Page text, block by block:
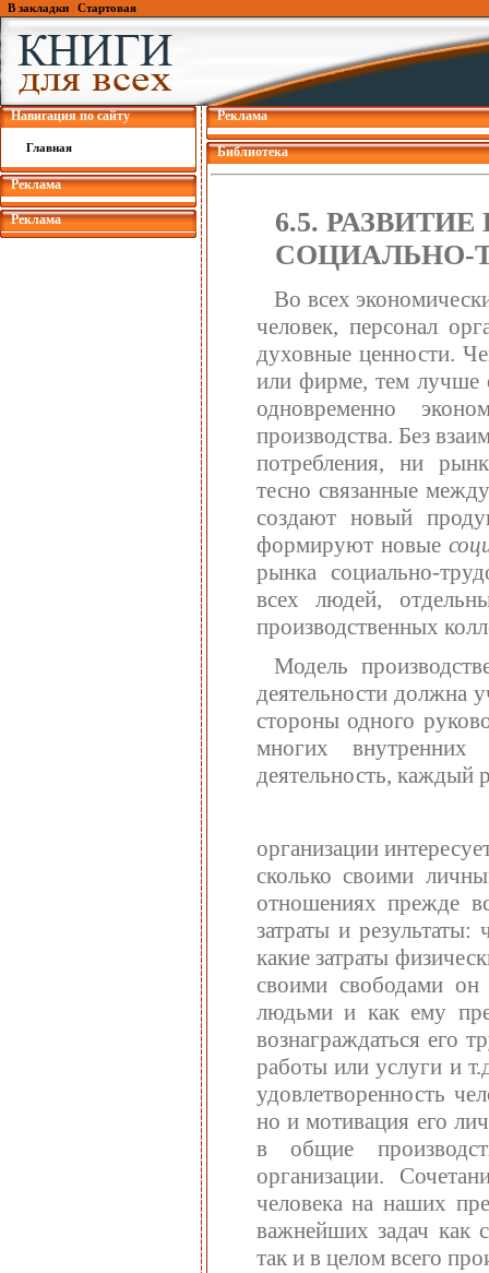
В закладки Стартовая
Навигация по сайту
Главная
Реклама
Реклама
Реклама
Библиотека
6.5.
СОЦИАЛЬНО-
Во всех
человек, персонал
духовные ценности.
или фирме, тем лучше
одновременно
производства. Без
потребления, ни
тесно связанные
создают новый
формируют новые
рынка социально-
всех людей,
производственных
Модель
деятельности должна
стороны одного
многих
деятельность, каждый
организации
сколько своими
отношениях прежде
затраты и
какие затраты
своими свободами
людьми и как ему
вознаграждаться его
работы или услуги и
удовлетворенность
но и мотивация его
в общие
организации.
человека на наших
важнейших задач как
так и в целом всего